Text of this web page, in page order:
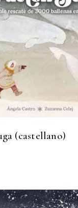
(castellano)